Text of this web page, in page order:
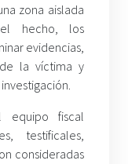
zona aislada
hecho, los
evidencias,
la víctima y
equipo fiscal
testificales,
consideradas